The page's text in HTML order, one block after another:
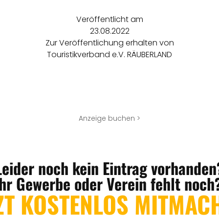
Veröffentlicht am
23.08.2022
Zur Veröffentlichung erhalten von
Touristikverband e.V. RÄUBERLAND
Anzeige buchen >
noch kein Eintrag
Gewerbe oder Verein fehlt
KOSTENLOS